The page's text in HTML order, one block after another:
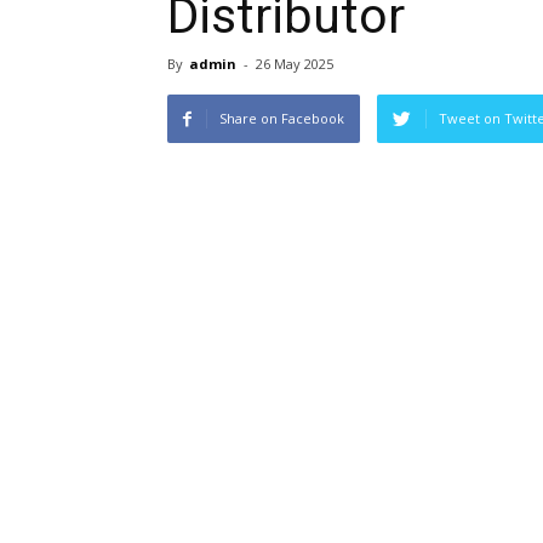
Distributor
By admin - 26 May 2025
Share on Facebook Tweet on